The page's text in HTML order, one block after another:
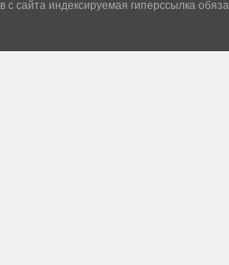
с сайта индексируемая гиперссылка